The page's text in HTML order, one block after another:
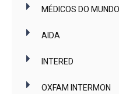
MÉDICOS DO MUNDO
AIDA
INTERED
OXFAM INTERMON